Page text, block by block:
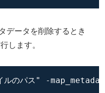
データを削除するとき
します。
のパス" -